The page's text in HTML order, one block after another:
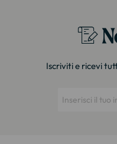
Iscriviti e ricevi